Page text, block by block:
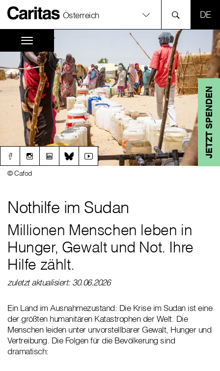
Österreich
JETZT SPENDEN
Nothilfe im Sudan
© Cafod
Millionen Menschen leben in
Hunger, Gewalt und Not. Ihre
Hilfe zählt.
zuletzt aktualisiert: 30.06.2026
Ein Land im Ausnahmezustand: Die Krise im Sudan ist eine
der größten humanitären Katastrophen der Welt. Die
Menschen leiden unter unvorstellbarer Gewalt, Hunger und
Vertreibung. Die Folgen für die Bevölkerung sind
dramatisch: